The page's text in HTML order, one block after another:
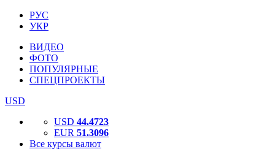
РУС
УКР
ВИДЕО
ФОТО
ПОПУЛЯРНЫЕ
СПЕЦПРОЕКТЫ
USD
USD 44.4723
EUR 51.3096
Все курсы валют